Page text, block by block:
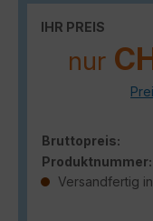
IHR PREIS
nur
Bruttopreis:
Produktnummer:
Versandfertig